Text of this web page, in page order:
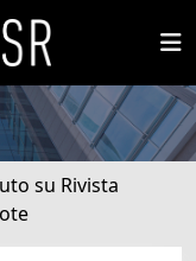
su Rivista